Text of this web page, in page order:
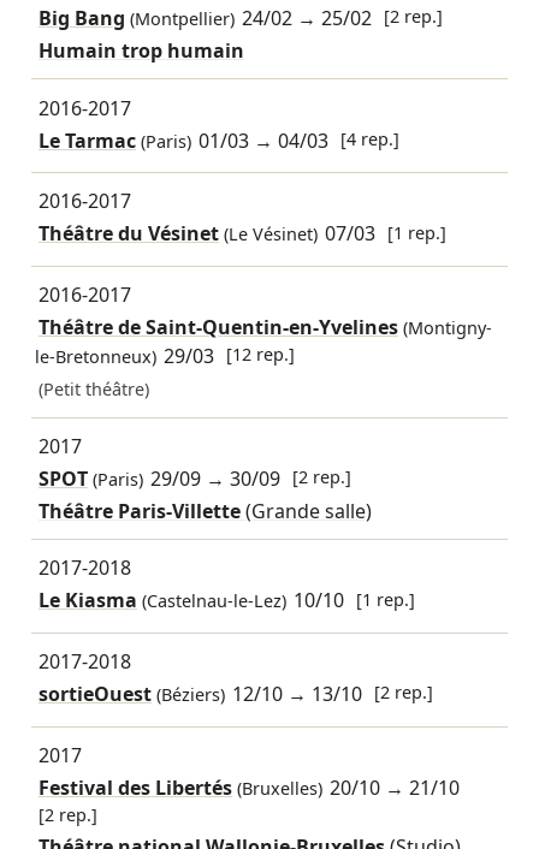
Big Bang (Montpellier) 24/02 →25/02 [2 rep.]
Humain trop humain
2016-2017
Le Tarmac(Paris) 01/03 →04/03 [4 rep.]
2016-2017
Théâtre du Vésinet(Le Vésinet) 07/03 [1 rep.]
2016-2017
Théâtre de Saint-Quentin-en-Yvelines(Montigny-
le-Bretonneux) 29/03 [12 rep.]
(Petit théâtre)
2017
SPOT(Paris) 29/09 →30/09 [2 rep.]
Théâtre Paris-Villette(Grande salle)
2017-2018
Le Kiasma (Castelnau-le-Lez) 10/10 [1 rep.]
2017-2018
sortieOuest(Béziers) 12/10 → 13/10 [2 rep.]
2017
Festival des Libertés(Bruxelles) 20/10 →21/10
[2 rep.]